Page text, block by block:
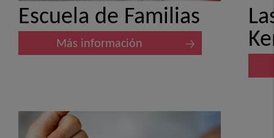
Escuela de Familias
Más información